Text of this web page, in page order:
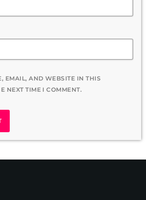
EMAIL, AND WEBSITE IN THIS
NEXT TIME I COMMENT.